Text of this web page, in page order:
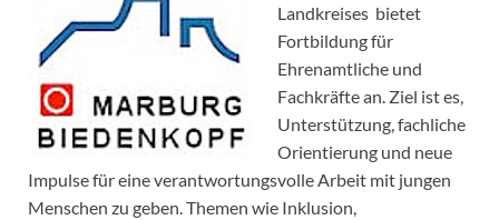
Landkreises bietet
Fortbildung für
Ehrenamtliche und
Fachkräfte an. Ziel ist es,
Unterstützung, fachliche
Orientierung und neue
Impulse für eine verantwortungsvolle Arbeit mit jungen
Menschen zu geben. Themen wie Inklusion,